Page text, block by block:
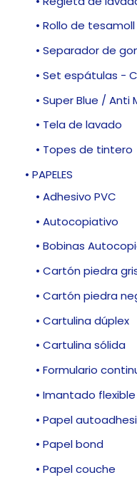
• Rollo de tesamoll
• Separador de
• Set espátulas -
• Super Blue / Anti
• Tela de lavado
• Topes de tintero
• PAPELES
• Adhesivo PVC
• Autocopiativo
• Bobinas
• Cartón piedra
• Cartón piedra
• Cartulina dúplex
• Cartulina sólida
• Formulario
• Imantado
• Papel
• Papel bond
• Papel couche